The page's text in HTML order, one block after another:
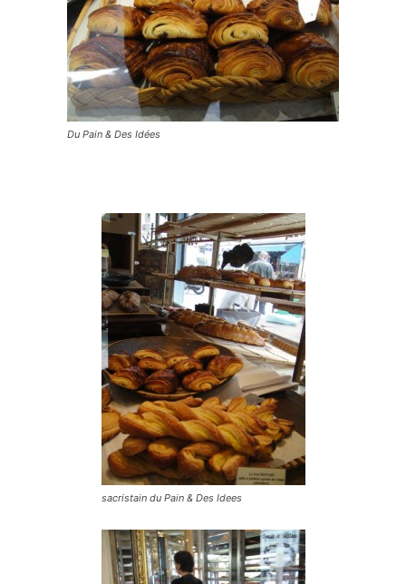
Du Pain & Des Idées
sacristain du Pain & Des Idees